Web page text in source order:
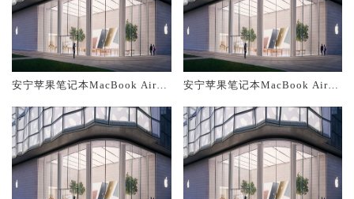
安宁苹果笔记本MacBook Air换
安宁苹果笔记本MacBook Air换